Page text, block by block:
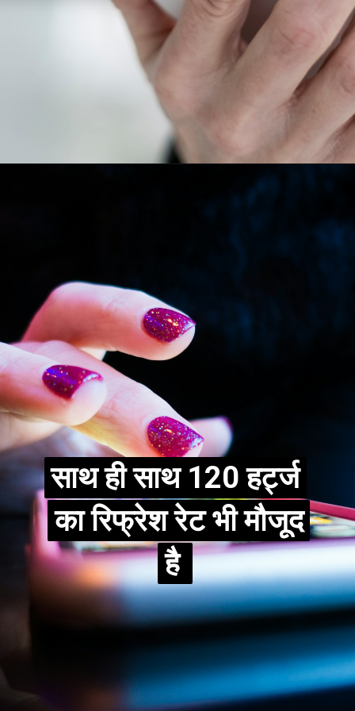
साथ ही साथ 120 हर्ट्ज
का रिफ्रेश रेट भी मौजूद
है
साथ ही साथ 120 हर्ट्ज
का रिफ्रेश रेट भी मौजूद
है